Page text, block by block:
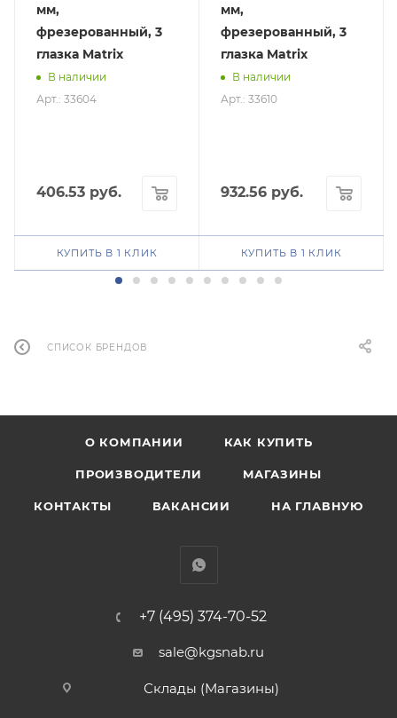
мм,
фрезерованный, 3
глазка Matrix
В наличии
Арт.: 33604
406.53 руб.
КУПИТЬ В 1 КЛИК
мм,
фрезерованный, 3
глазка Matrix
В наличии
Арт.: 33610
932.56 руб.
КУПИТЬ В 1 КЛИК
СПИСОК БРЕНДОВ
О КОМПАНИИ КАК КУПИТЬ
ПРОИЗВОДИТЕЛИ МАГАЗИНЫ
КОНТАКТЫ ВАКАНСИИ НА ГЛАВНУЮ
+7 (495) 374-70-52
sale@kgsnab.ru
Склады (Магазины)